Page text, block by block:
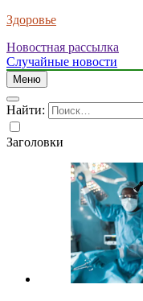
Здоровье
Новостная рассылка
Случайные новости
Меню
Найти:
Заголовки